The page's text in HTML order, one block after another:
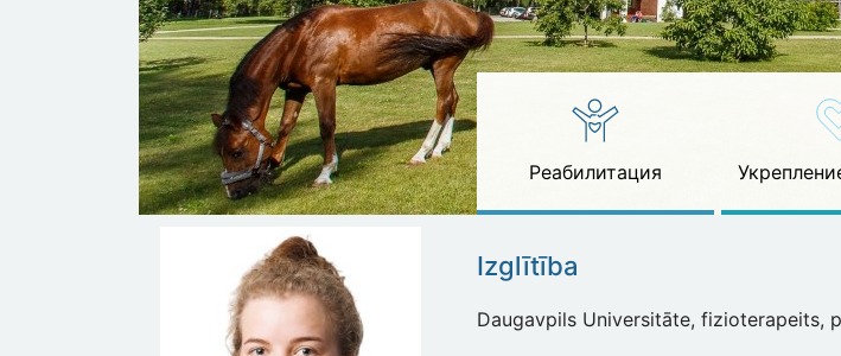
Реабилитация
Izglītība
Daugavpils Universitāte, fizioterapeits,